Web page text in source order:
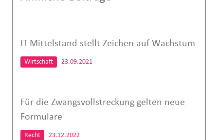
IT-Mittelstand stellt Zeichen auf Wachstum
Wirtschaft 23.09.2021
Für die Zwangsvollstreckung gelten neue
Formulare
Recht 23.12.2022